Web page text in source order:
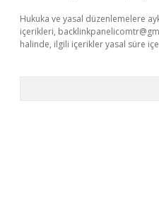
Hukuka ve yasal düzenlemelere
içerikleri,
halinde, ilgili içerikler yasal süre